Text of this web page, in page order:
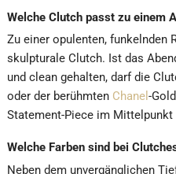
Welche Clutch passt zu einem
Zu einer opulenten, funkelnden
skulpturale Clutch. Ist das
und clean gehalten, darf die
oder der berühmten Chanel -
Statement-Piece im Mittelpunkt
Welche Farben sind bei
Neben dem unvergänglichen